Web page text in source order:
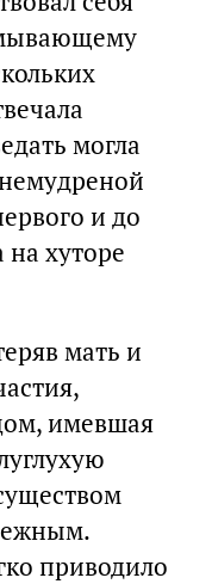
могла
и до
хуторе
мать и
имевшая
приводило